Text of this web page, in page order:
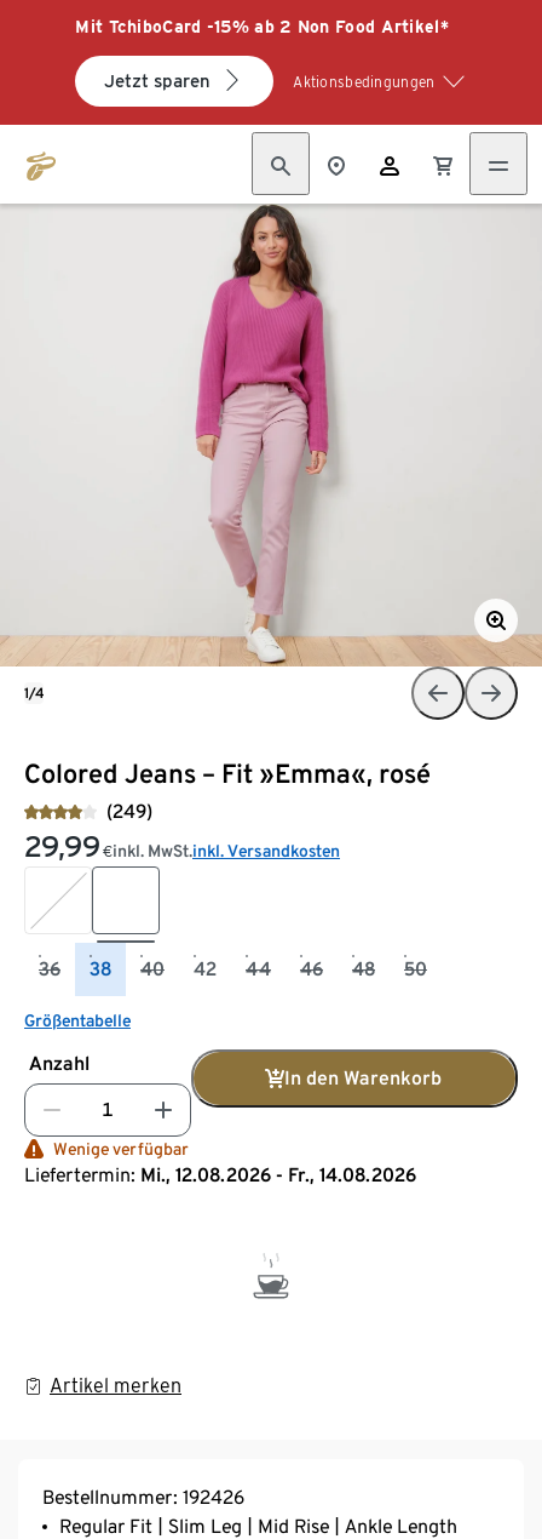
Mit TchiboCard -15% ab 2 Non Food Artikel*
Jetzt sparen Aktionsbedingungen
Colored Jeans – Fit »Emma«, rosé
(249)
29,99 €inkl. MwSt.inkl. Versandkosten
36 38 40 42 44 46 48 50
Größentabelle
Anzahl
In den Warenkorb
Wenige verfügbar
Liefertermin: Mi., 12.08.2026 - Fr., 14.08.2026
Artikel merken
1/4
Bestellnummer: 192426
Regular Fit | Slim Leg | Mid Rise | Ankle Length